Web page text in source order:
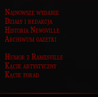
Najnowsze wydanie
Działy i redakcja
Historia Newsville
Archiwum gazetki
Humor z Ramesville
Kącik artystyczny
Kącik porad